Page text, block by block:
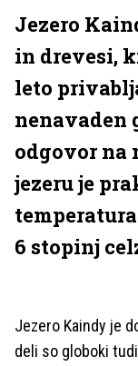
Jezero
in drevesi,
leto
nenavaden
odgovor na
jezeru je
6 stopinj
Jezero Kaindy je
deli so globoki